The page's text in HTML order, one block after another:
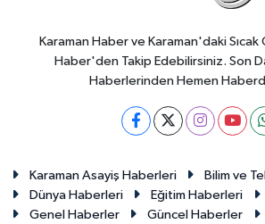
Karaman Haber ve Karaman'daki Sıcak
Haber'den Takip Edebilirsiniz. Son
Haberlerinden Hemen
Karaman Asayiş Haberleri
Bilim ve
Dünya Haberleri
Eğitim Haberleri
Genel Haberler
Güncel Haberler